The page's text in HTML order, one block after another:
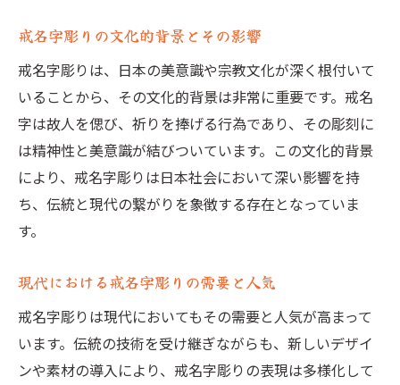
最高の戒名字彫りを作るための技法
戒名字彫りの道具選びとそのこだわり
戒名字彫りの技術の進化とその未来
最先端技術と伝統技法の融合
職人たちの秘伝の技術とその伝承
戒名字彫りの完成度を高めるための工夫
故人への祈りを込めた戒名字彫り
家族の思いを受け止める戒名字彫り
戒名字彫りがもたらす心の癒し
故人の生前の思い出と戒名字彫り
戒名字彫りの文化的背景とその影響
戒名字彫りは、日本の美意識や宗教文化が深く根付いて
いることから、その文化的背景は非常に重要です。戒名
字は故人を偲び、祈りを捧げる行為であり、その彫刻に
は精神性と美意識が結びついています。この文化的背景
により、戒名字彫りは日本社会において深い影響を持
ち、伝統と現代の繋がりを象徴する存在となっていま
す。
現代における戒名字彫りの需要と人気
戒名字彫りは現代においてもその需要と人気が高まって
います。伝統の技術を受け継ぎながらも、新しいデザイ
ンや素材の導入により、戒名字彫りの表現は多様化して